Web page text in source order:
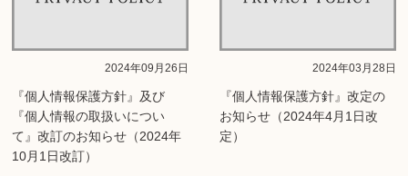
2024年09月26日
『個人情報保護方針』及び
『個人情報の取扱いについ
て』改訂のお知らせ（2024年
10月1日改訂）
2024年03月28日
『個人情報保護方針』改定の
お知らせ（2024年4月1日改
定）